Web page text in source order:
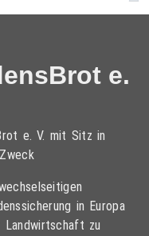
e.
e. V. mit Sitz in
in Europa
Landwirtschaft zu